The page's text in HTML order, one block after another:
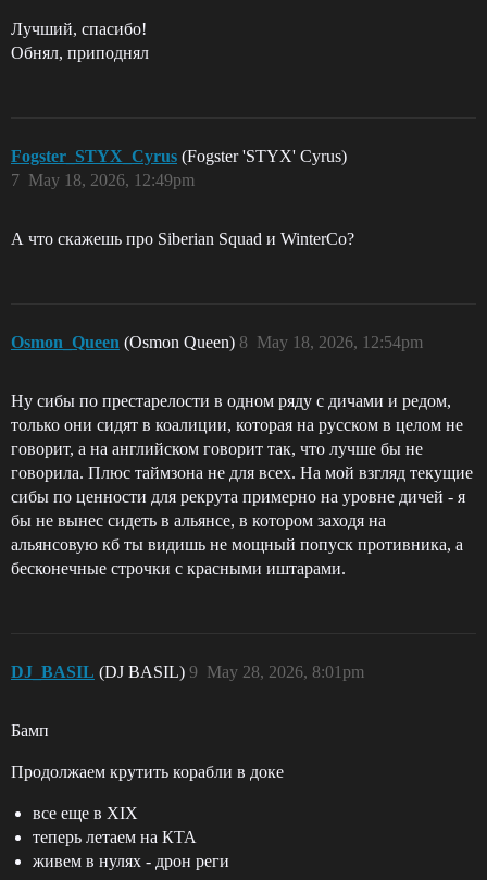
Лучший, спасибо!
Обнял, приподнял
Fogster_STYX_Cyrus (Fogster 'STYX' Cyrus)
May 18, 2026, 12:49pm
7
А что скажешь про Siberian Squad и WinterCo?
Osmon_Queen (Osmon Queen) May 18, 2026, 12:54pm
8
Ну сибы по престарелости в одном ряду с дичами и редом,
только они сидят в коалиции, которая на русском в целом не
говорит, а на английском говорит так, что лучше бы не
говорила. Плюс таймзона не для всех. На мой взгляд текущие
сибы по ценности для рекрута примерно на уровне дичей - я
бы не вынес сидеть в альянсе, в котором заходя на
альянсовую кб ты видишь не мощный попуск противника, а
бесконечные строчки с красными иштарами.
DJ_BASIL (DJ BASIL) May 28, 2026, 8:01pm
9
Бамп
Продолжаем крутить корабли в доке
все еще в XIX
теперь летаем на КТА
живем в нулях - дрон реги